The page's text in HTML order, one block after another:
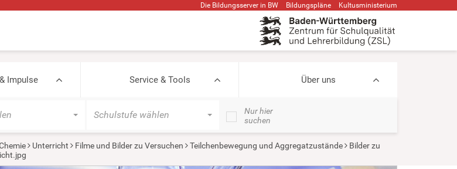
Die Bildungsserver in BW Bildungspläne Kultusministerium
Impulse Service & Tools Über uns
Schulstufe wählen
Nur hier
suchen
Unterricht Filme und Bilder zu Versuchen Teilchenbewegung und Aggregatzustände
Bilder zu